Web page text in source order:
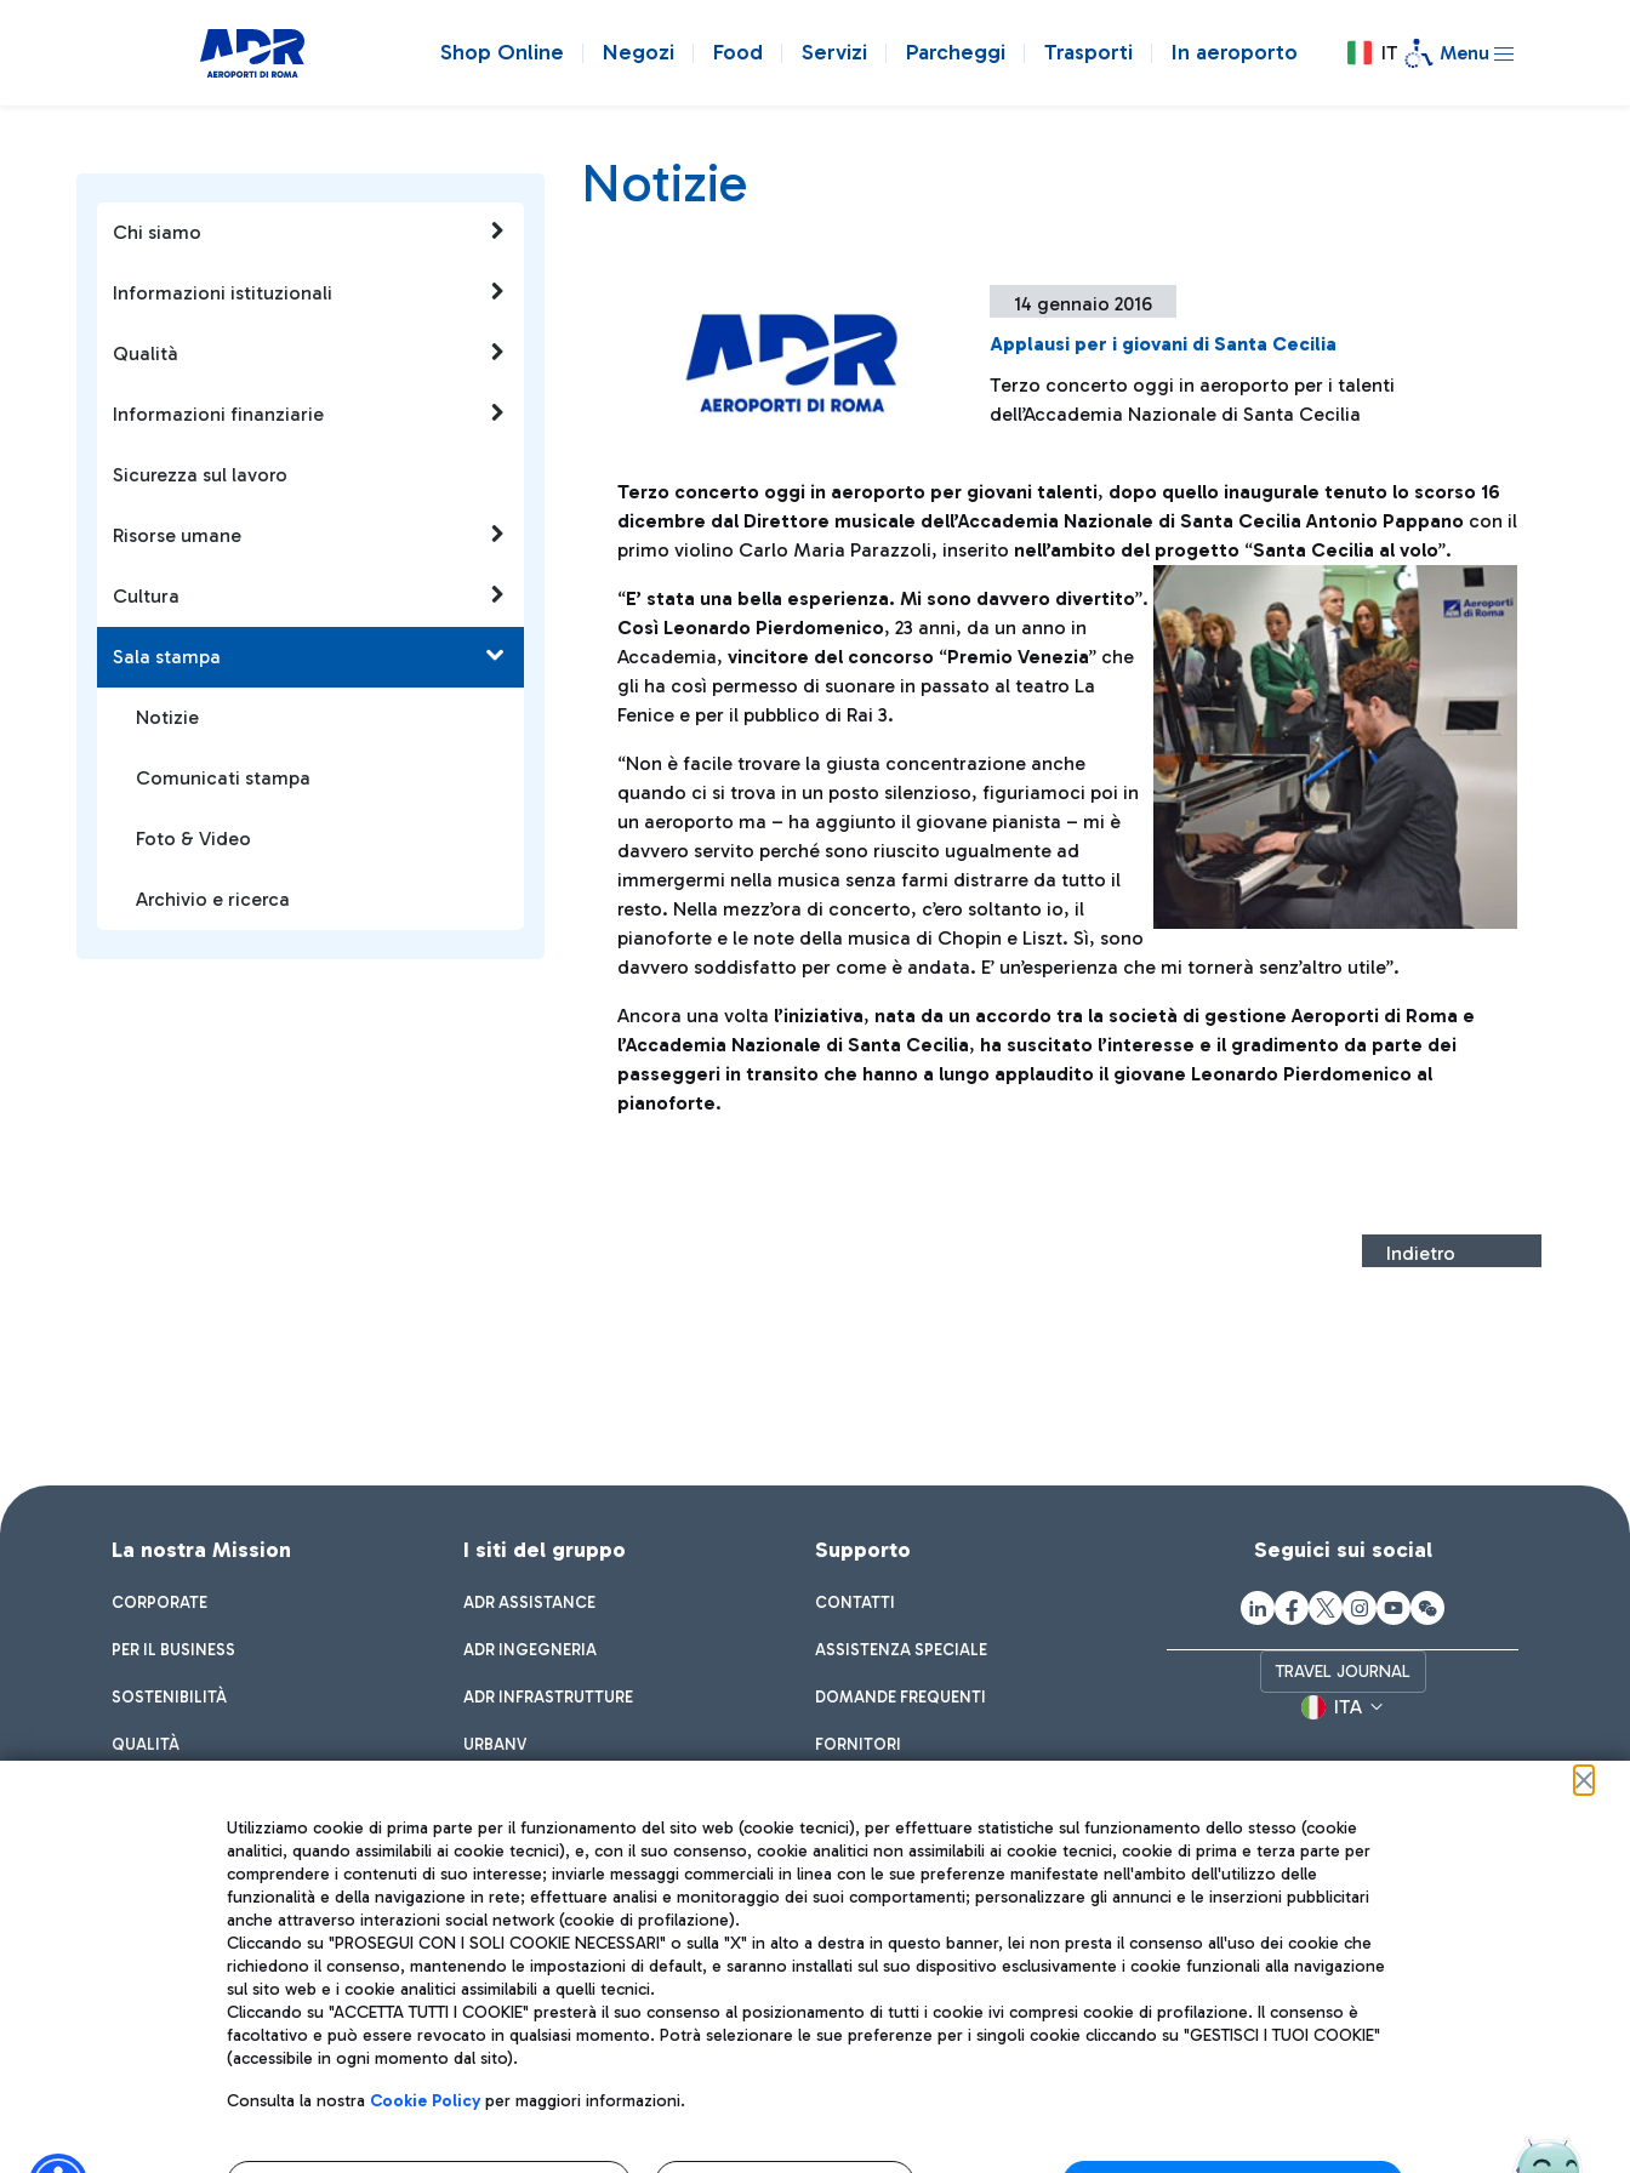
Shop Online Negozi Food Servizi Parcheggi Trasporti In aeroporto IT Menu
Chi siamo
Informazioni istituzionali
Qualità
Informazioni finanziarie
Sicurezza sul lavoro
Risorse umane
Cultura
Sala stampa
Notizie
Comunicati stampa
Foto & Video
Archivio e ricerca
Notizie
14 gennaio 2016
Applausi per i giovani di Santa Cecilia
Terzo concerto oggi in aeroporto per i talenti
dell’Accademia Nazionale di Santa Cecilia
Terzo concerto oggi in aeroporto per giovani talenti, dopo quello inaugurale tenuto lo scorso 16
dicembre dal Direttore musicale dell’Accademia Nazionale di Santa Cecilia Antonio Pappano con il
primo violino Carlo Maria Parazzoli, inserito nell’ambito del progetto “Santa Cecilia al volo”.
“E’ stata una bella esperienza. Mi sono davvero divertito”.
Così Leonardo Pierdomenico, 23 anni, da un anno in
Accademia, vincitore del concorso “Premio Venezia” che
gli ha così permesso di suonare in passato al teatro La
Fenice e per il pubblico di Rai 3.
“Non è facile trovare la giusta concentrazione anche
quando ci si trova in un posto silenzioso, figuriamoci poi in
un aeroporto ma – ha aggiunto il giovane pianista – mi è
davvero servito perché sono riuscito ugualmente ad
immergermi nella musica senza farmi distrarre da tutto il
resto. Nella mezz’ora di concerto, c’ero soltanto io, il
pianoforte e le note della musica di Chopin e Liszt. Sì, sono
davvero soddisfatto per come è andata. E’ un’esperienza che mi tornerà senz’altro utile”.
Ancora una volta l’iniziativa, nata da un accordo tra la società di gestione Aeroporti di Roma e
l’Accademia Nazionale di Santa Cecilia, ha suscitato l’interesse e il gradimento da parte dei
passeggeri in transito che hanno a lungo applaudito il giovane Leonardo Pierdomenico al
pianoforte.
Indietro
La nostra Mission
CORPORATE
PER IL BUSINESS
SOSTENIBILITÀ
QUALITÀ
I siti del gruppo
ADR ASSISTANCE
ADR INGEGNERIA
ADR INFRASTRUTTURE
URBANV
Supporto
CONTATTI
ASSISTENZA SPECIALE
DOMANDE FREQUENTI
FORNITORI
Seguici sui social
TRAVEL JOURNAL
ITA
Aeroporti di Roma S.p.A. - Società soggetta a direzione e coordinamento di Mundys S.p.A.
Codice fiscale e Registro delle Imprese di Roma 13032990155 P. IVA 06572251004
Capitale sociale 62.224.743,00 int. vers.
Sede legale: Via Pier Paolo Racchetti 1 - 00054 Fiumicino (RM) telefono +39 06 65951
Note legali
Mappa sito
Accessibilità
Roma FCO
L'aeroporto stellato
QUALITÀ SOSTENIBILITÀ INNOVAZIONE
Utilizziamo cookie di prima parte per il funzionamento del sito web (cookie tecnici), per effettuare statistiche sul funzionamento dello stesso (cookie
analitici, quando assimilabili ai cookie tecnici), e, con il suo consenso, cookie analitici non assimilabili ai cookie tecnici, cookie di prima e terza parte per
comprendere i contenuti di suo interesse; inviarle messaggi commerciali in linea con le sue preferenze manifestate nell'ambito dell'utilizzo delle
funzionalità e della navigazione in rete; effettuare analisi e monitoraggio dei suoi comportamenti; personalizzare gli annunci e le inserzioni pubblicitari
anche attraverso interazioni social network (cookie di profilazione).
Cliccando su "PROSEGUI CON I SOLI COOKIE NECESSARI" o sulla "X" in alto a destra in questo banner, lei non presta il consenso all'uso dei cookie che
richiedono il consenso, mantenendo le impostazioni di default, e saranno installati sul suo dispositivo esclusivamente i cookie funzionali alla navigazione
sul sito web e i cookie analitici assimilabili a quelli tecnici.
Cliccando su "ACCETTA TUTTI I COOKIE" presterà il suo consenso al posizionamento di tutti i cookie ivi compresi cookie di profilazione. Il consenso è
facoltativo e può essere revocato in qualsiasi momento. Potrà selezionare le sue preferenze per i singoli cookie cliccando su "GESTISCI I TUOI COOKIE"
(accessibile in ogni momento dal sito).
Consulta la nostra Cookie Policyper maggiori informazioni.